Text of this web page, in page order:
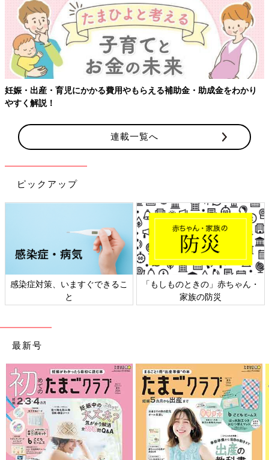
共感してあげてから、「○○ちゃんの事が好きなんだね」「今度〇
〇ちゃんと一緒に遊ぼうか」と声かけをすると、「おもちゃが欲
しい」から「〇〇ちゃんと遊びたい」という本音に切り替わって
くるはずだとでんちゃん先生。
ちなみにでんちゃん先生のご家庭では、「本とボードゲームだけ
は欲しがったら好きなだけ買ってあげる」というルールがあるそ
う。誕生日やクリスマス以外にも、「プレゼン制度」や「〇〇だ
いかもしれません。
迫りくる年末年始に向け、子どものクリスマスプレゼントやお年
玉の使い方についてはぜひ参考にしてみてください。
が話題！ 予約がとれない?! ベビーシッ
ターでんちゃん先生インタビュー
人気インスタグラマー「でんちゃん先生」をご
存じですか？どんなやんちゃな子でも心を動か
される「ベビーシッターが声をかけてみた」シ
リーズ。「言葉かけ1つで子どもの対応が変わ
った！」と全国のパパママから反響が寄せられ
ています。たまひよでは、そんなでんちゃん先
生の「子どもの困った」を解決する連載を 12
月よりスタート予定。それに先駆け、でんちゃ
前の話
真似したい！イヤイ
ヤ対応が神すぎ。フ
ビーシッターでんち
次の話
騒ぐ子どもに「静かに
しなさい」と怒っても
妊娠・出産・育児にかかる費用やもらえる補助金・助成金をわかり
やすく解説！
連載一覧へ
ピックアップ
感染症対策、いますぐできるこ
と
「もしものときの」赤ちゃん・
家族の防災
最新号